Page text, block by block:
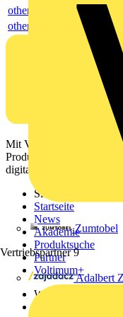
Zumtobel
Vertriebspartner 9
Adalbert
others
others
Mit Voltimum erhalten
Produktinformationen,
digitalen Plattform und
Sitemap
Startseite
News
Akademie
Produktsuche
Partner
Voltimum+
Weitere Links